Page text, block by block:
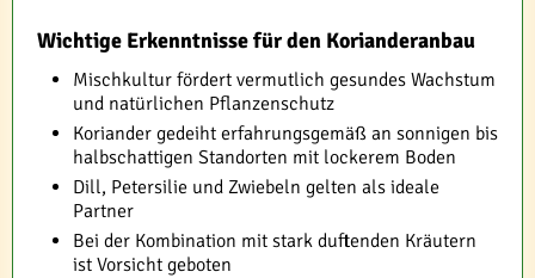
Wichtige Erkenntnisse für den Korianderanbau
Mischkultur fördert vermutlich gesundes Wachstum
und natürlichen Pflanzenschutz
Koriander gedeiht erfahrungsgemäß an sonnigen bis
halbschattigen Standorten mit lockerem Boden
Dill, Petersilie und Zwiebeln gelten als ideale
Partner
Bei der Kombination mit stark duftenden Kräutern
ist Vorsicht geboten